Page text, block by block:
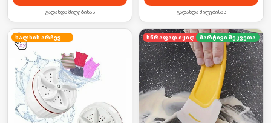
გადახდა მიღებისას გადახდა მიღებისას
სწრაფად იყიდებამარტივი შეკვეთა